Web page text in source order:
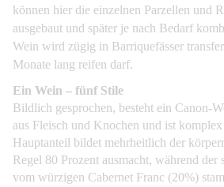
können hier die einzelnen Parzellen und
ausgebaut und später je nach Bedarf
Wein wird zügig in Barriquefässer
Monate lang reifen darf.
Ein Wein – fünf Stile
Bildlich gesprochen, besteht ein Canon-
aus Fleisch und Knochen und ist
Hauptanteil bildet mehrheitlich der
Regel 80 Prozent ausmacht, während der
vom würzigen Cabernet Franc (20%)